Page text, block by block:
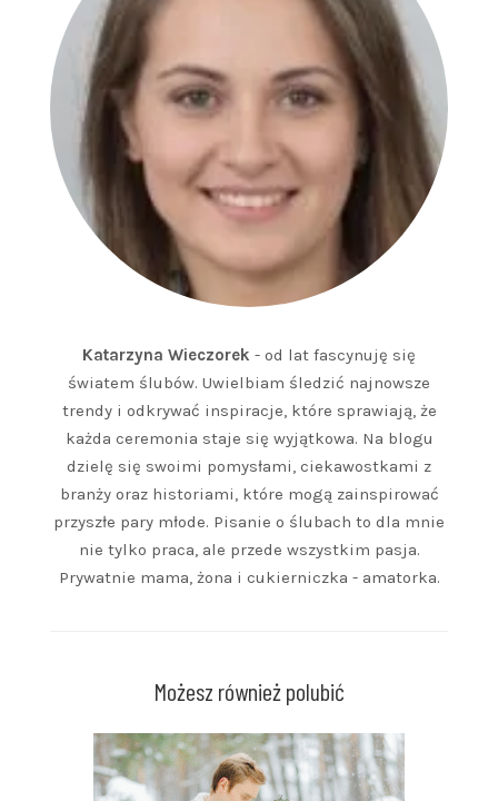
Katarzyna Wieczorek - od lat fascynuję się
światem ślubów. Uwielbiam śledzić najnowsze
trendy i odkrywać inspiracje, które sprawiają, że
każda ceremonia staje się wyjątkowa. Na blogu
dzielę się swoimi pomysłami, ciekawostkami z
branży oraz historiami, które mogą zainspirować
przyszłe pary młode. Pisanie o ślubach to dla mnie
nie tylko praca, ale przede wszystkim pasja.
Prywatnie mama, żona i cukierniczka - amatorka.
Możesz również polubić